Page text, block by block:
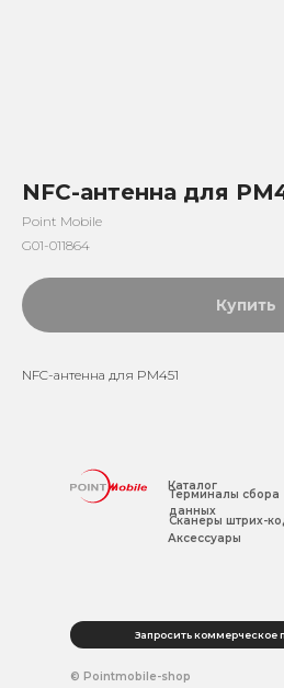
NFC-антенна для
Point Mobile
G01-011864
Купить
NFC-антенна для PM451
© Pointmobile-shop
Запросить коммерческое
Каталог
Аксессуары
Терминалы сбора
данных
Сканеры штрих-